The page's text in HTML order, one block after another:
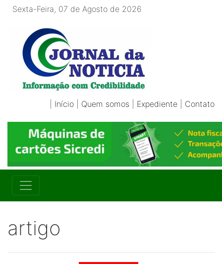
Sexta-Feira, 07 de Agosto de 2026
Início Quem somos Expediente Contato
artigo